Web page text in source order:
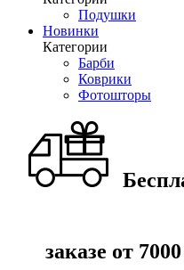
Подушки
Новинки
Категории
Барби
Коврики
Фотошторы
заказе от